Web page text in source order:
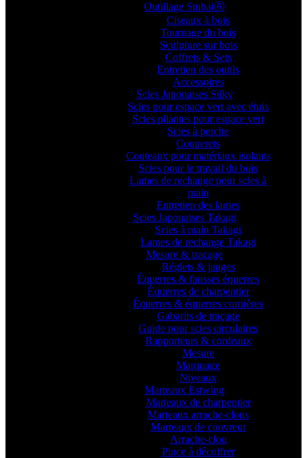
Outillage StubaiⓇ
Ciseaux à bois
Tournage du bois
Sculpture sur bois
Coffrets & Sets
Entretien des outils
Accessoires
Scies Japonaises Silky
Scies pour espace vert avec étuis
Scies pliantes pour espace vert
Scies à perche
Couperets
Couteaux pour matériaux isolants
Scies pour le travail du bois
Lames de rechange pour scies à
main
Entretien des lames
Scies Japonaises Takagi
Scies à main Takagi
Lames de rechange Takagi
Mesure & traçage
Réglets & jauges
Équerres & fausses équerres
Équerres de charpentier
Équerres & équerres cornières
Gabarits de traçage
Guide pour scies circulaires
Rapporteurs & cordeaux
Mesure
Marquage
Niveaux
Marteaux Estwing
Marteaux de charpentier
Marteaux arrache-clous
Marteaux de couvreur
Arrache-clou
Pince à décoffrer